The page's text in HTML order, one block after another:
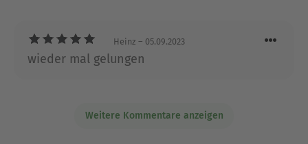
Bergmann war seine erste Buch-Veröffentlichung
– und ein sensationeller Erfolg –, auf die
zahlreiche weitere, nicht minder erfolgreiche
Ausblenden
Heinz – 05.09.2023
wieder mal gelungen
Weitere Kommentare anzeigen